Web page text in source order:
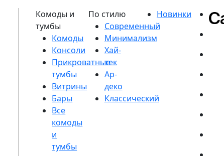
Комоды
Консоли
Прикроватные
тумбы
Витрины
Бары